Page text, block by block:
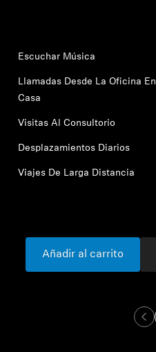
Escuchar Música
Llamadas Desde La Oficina En
Casa
Visitas Al Consultorio
Desplazamientos Diarios
Viajes De Larga Distancia
Añadir al carrito